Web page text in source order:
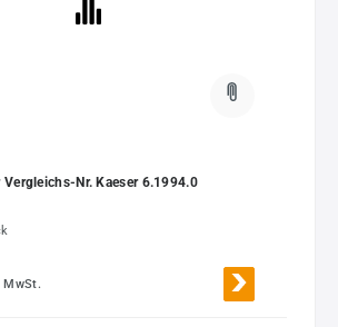
Nr. Kaeser 6.1994.0
MwSt.